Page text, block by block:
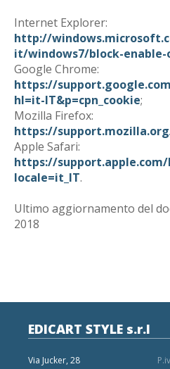
Internet Explorer:
http://
it/windows7/block-
Google Chrome:
https://
hl=it-IT&p=cpn_cookie;
Mozilla Firefox:
https://
Apple Safari:
https://support.apple.com/
locale=it_IT.
Ultimo aggiornamento del
2018
EDICART STYLE s.r.l
Via Jucker, 28